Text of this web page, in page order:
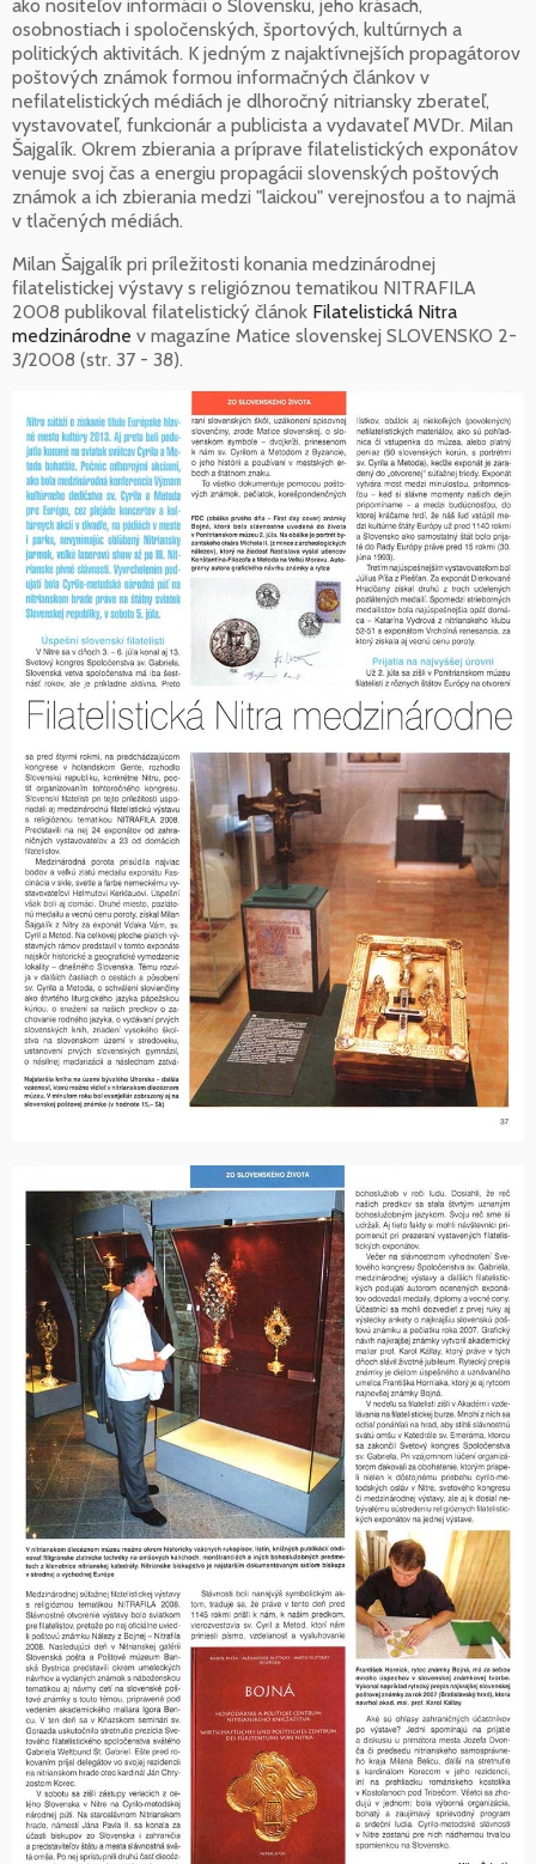
ako nositeľov informácií o Slovensku, jeho krásach,
osobnostiach i spoločenských, športových, kultúrnych a
politických aktivitách. K jedným z najaktívnejších propagátorov
poštových známok formou informačných článkov v
nefilatelistických médiách je dlhoročný nitriansky zberateľ,
vystavovateľ, funkcionár a publicista a vydavateľ MVDr. Milan
Šajgalík. Okrem zbierania a príprave filatelistických exponátov
venuje svoj čas a energiu propagácii slovenských poštových
známok a ich zbierania medzi "laickou" verejnosťou a to najmä
v tlačených médiách.
Milan Šajgalík pri príležitosti konania medzinárodnej
filatelistickej výstavy s religióznou tematikou NITRAFILA
2008 publikoval filatelistický článok Filatelistická Nitra
medzinárodne v magazíne Matice slovenskej SLOVENSKO 2-
3/2008 (str. 37 - 38).